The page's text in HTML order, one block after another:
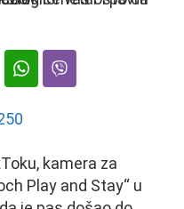
kamera za
Play and Stay“ u